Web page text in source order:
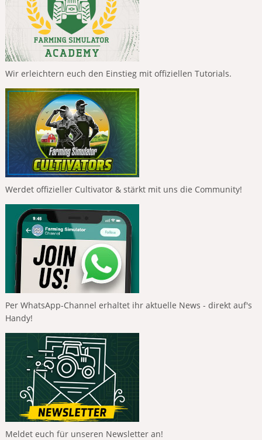
Wir erleichtern euch den Einstieg mit offiziellen Tutorials.
Werdet offizieller Cultivator & stärkt mit uns die Community!
Per WhatsApp-Channel erhaltet ihr aktuelle News - direkt auf's
Handy!
Meldet euch für unseren Newsletter an!